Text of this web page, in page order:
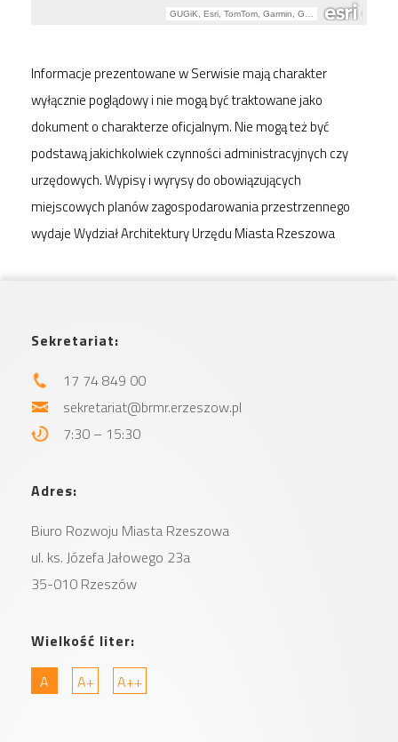
Informacje prezentowane w Serwisie mają charakter
wyłącznie poglądowy i nie mogą być traktowane jako
dokument o charakterze oficjalnym. Nie mogą też być
podstawą jakichkolwiek czynności administracyjnych czy
urzędowych. Wypisy i wyrysy do obowiązujących
miejscowych planów zagospodarowania przestrzennego
wydaje Wydział Architektury Urzędu Miasta Rzeszowa
Sekretariat:
17 74 849 00
sekretariat@brmr.erzeszow.pl
7:30 – 15:30
Adres:
Biuro Rozwoju Miasta Rzeszowa
ul. ks. Józefa Jałowego 23a
35-010 Rzeszów
Wielkość liter:
A
A+ A++